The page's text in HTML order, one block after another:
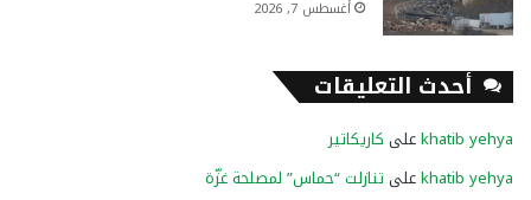
أغسطس 7, 2026
أحدث التعليقات
khatib yehyaعلى كاريكاتير
khatib yehyaعلى تنازلت “حماس” لمصلحة غزّة